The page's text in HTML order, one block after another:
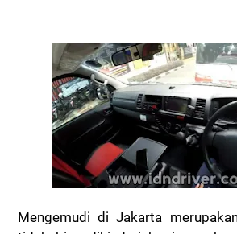
Mengemudi di Jakarta